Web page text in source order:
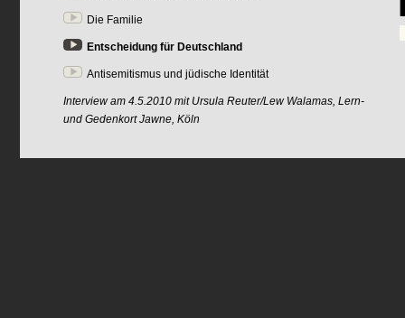
Die Familie
Entscheidung für Deutschland
Antisemitismus und jüdische Identität
Interview am 4.5.2010 mit Ursula Reuter/Lew Walamas, Lern-
und Gedenkort Jawne, Köln